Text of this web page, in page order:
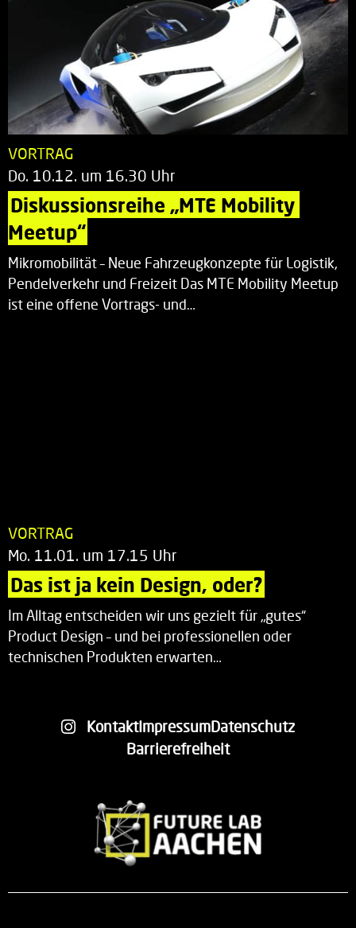
VORTRAG
Do. 10.12. um 16.30 Uhr
Diskussionsreihe „MTE Mobility
Meetup“
Mikromobilität – Neue Fahrzeugkonzepte für Logistik,
Pendelverkehr und Freizeit Das MTE Mobility Meetup
ist eine offene Vortrags- und…
VORTRAG
Mo. 11.01. um 17.15 Uhr
Das ist ja kein Design, oder?
Im Alltag entscheiden wir uns gezielt für „gutes“
Product Design – und bei professionellen oder
technischen Produkten erwarten…
KontaktImpressumDatenschutz
Barrierefreiheit